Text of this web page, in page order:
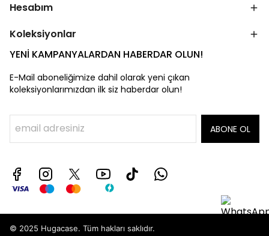
Hesabım
Koleksiyonlar
YENİ KAMPANYALARDAN HABERDAR OLUN!
E-Mail aboneliğimize dahil olarak yeni çıkan
koleksiyonlarımızdan ilk siz haberdar olun!
ABONE OL
© 2025 Hugacase. Tüm hakları saklıdır.